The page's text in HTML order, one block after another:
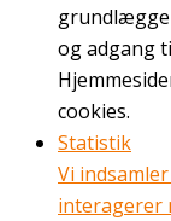
og adgang
cookies.
Statistik
Vi
interagerer